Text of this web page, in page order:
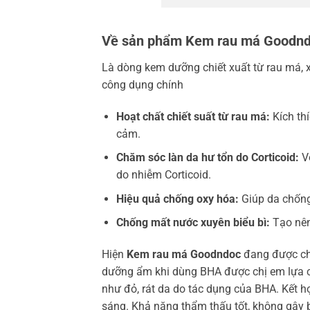
Về sản phẩm Kem rau má
Là dòng kem dưỡng chiết xuất từ rau má,
công dụng chính
Hoạt chất chiết suất từ rau má: Kích
cảm.
Chăm sóc làn da hư tổn do Corticoid:
do nhiễm Corticoid.
Hiệu quả chống oxy hóa: Giúp da
Chống mất nước xuyên biểu bì: Tạo
Hiện Kem rau má Goodndoc đang được
dưỡng ẩm khi dùng BHA được chị em lựa
như đỏ, rát da do tác dụng của BHA. Kết
sáng. Khả năng thẩm thấu tốt, không gây